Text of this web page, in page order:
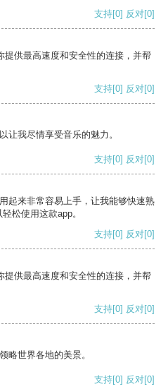
支持[0] 反对[0]
供最高速度和安全性的连接，并帮
支持[0] 反对[0]
让我尽情享受音乐的魅力。
支持[0] 反对[0]
起来非常容易上手，让我能够快速熟
松使用这款app。
支持[0] 反对[0]
供最高速度和安全性的连接，并帮
支持[0] 反对[0]
略世界各地的美景。
支持[0] 反对[0]